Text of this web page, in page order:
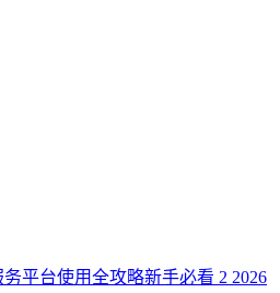
平台使用全攻略新手必看 2 2026